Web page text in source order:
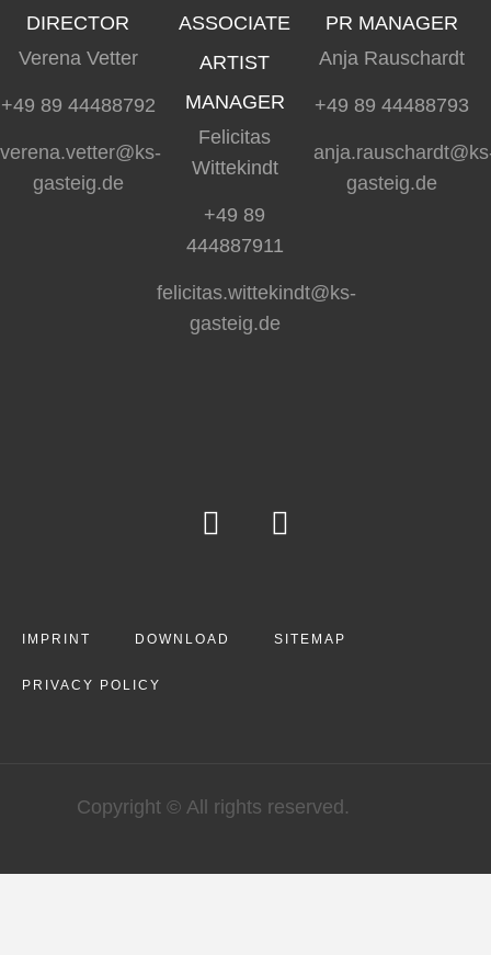
DIRECTOR
Verena Vetter
+49 89 44488792
verena.vetter@ks-
gasteig.de
ASSOCIATE
ARTIST
MANAGER
Felicitas
Wittekindt
+49 89
444887911
felicitas.wittekindt@ks-
gasteig.de
PR MANAGER
Anja Rauschardt
+49 89 44488793
gasteig.de
IMPRINT DOWNLOAD SITEMAP
PRIVACY POLICY
Copyright © All rights reserved.